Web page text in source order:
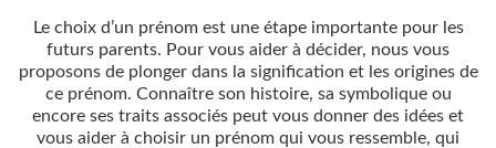
Le choix d’un prénom est une étape importante pour les
futurs parents. Pour vous aider à décider, nous vous
proposons de plonger dans la signification et les origines de
ce prénom. Connaître son histoire, sa symbolique ou
encore ses traits associés peut vous donner des idées et
vous aider à choisir un prénom qui vous ressemble, qui